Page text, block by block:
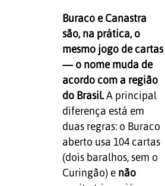
Buraco e Canastra
são, na prática, o
mesmo jogo de cartas
— o nome muda de
acordo com a região
do Brasil.A principal
diferença está em
duas regras: o Buraco
aberto usa 104 cartas
(dois baralhos, sem o
Curingão) e não